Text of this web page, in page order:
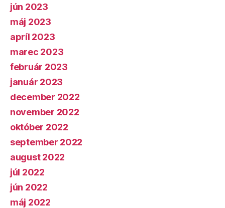
jún 2023
máj 2023
apríl 2023
marec 2023
február 2023
január 2023
december 2022
november 2022
október 2022
september 2022
august 2022
júl 2022
jún 2022
máj 2022